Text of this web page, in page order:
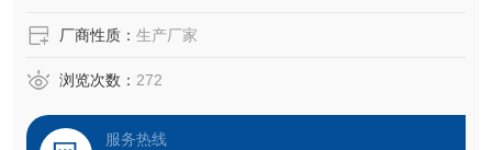
厂商性质： 生产厂家
浏览次数： 272
服务热线